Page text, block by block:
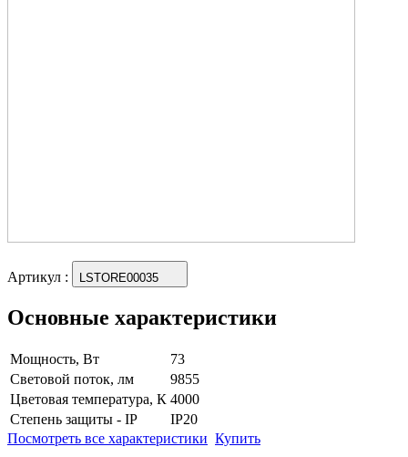
Артикул : LSTORE00035
Основные характеристики
Мощность, Вт
73
Световой поток, лм
9855
Цветовая температура, К 4000
Степень защиты - IP
IP20
Посмотреть все характеристики Купить